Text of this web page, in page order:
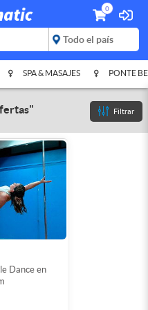
0
SPA & MASAJES PONTE
Filtrar
"
Dance en